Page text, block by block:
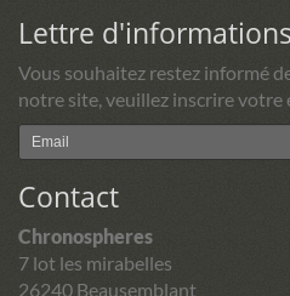
Lettre d'informations
Vous souhaitez restez informé
notre site, veuillez inscrire votre
Contact
Chronospheres
7 lot les mirabelles
26240 Beausemblant